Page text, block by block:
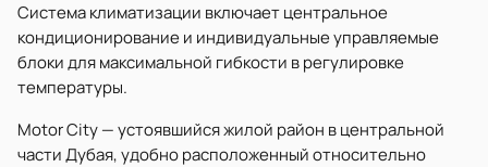
Система климатизации включает центральное
кондиционирование и индивидуальные управляемые
блоки для максимальной гибкости в регулировке
температуры.
Motor City — устоявшийся жилой район в центральной
части Дубая, удобно расположенный относительно